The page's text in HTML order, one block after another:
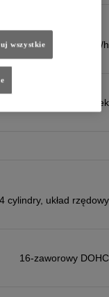
177 km/h
6,8 sek
4 cylindry, układ rzędowy
16-zaworowy DOHC
wszystkie